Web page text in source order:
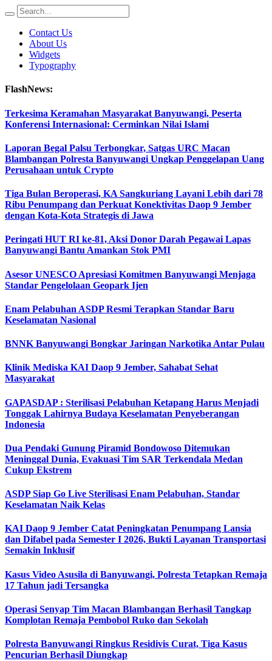
Contact Us
About Us
Widgets
Typography
FlashNews:
Terkesima Keramahan Masyarakat Banyuwangi, Peserta
Konferensi Internasional: Cerminkan Nilai Islami
Laporan Begal Palsu Terbongkar, Satgas URC Macan
Blambangan Polresta Banyuwangi Ungkap Penggelapan Uang
Perusahaan untuk Crypto
Tiga Bulan Beroperasi, KA Sangkuriang Layani Lebih dari 78
Ribu Penumpang dan Perkuat Konektivitas Daop 9 Jember
dengan Kota-Kota Strategis di Jawa
Peringati HUT RI ke-81, Aksi Donor Darah Pegawai Lapas
Banyuwangi Bantu Amankan Stok PMI
Asesor UNESCO Apresiasi Komitmen Banyuwangi Menjaga
Standar Pengelolaan Geopark Ijen
Enam Pelabuhan ASDP Resmi Terapkan Standar Baru
Keselamatan Nasional
BNNK Banyuwangi Bongkar Jaringan Narkotika Antar Pulau
Klinik Mediska KAI Daop 9 Jember, Sahabat Sehat
Masyarakat
GAPASDAP : Sterilisasi Pelabuhan Ketapang Harus Menjadi
Tonggak Lahirnya Budaya Keselamatan Penyeberangan
Indonesia
Dua Pendaki Gunung Piramid Bondowoso Ditemukan
Meninggal Dunia, Evakuasi Tim SAR Terkendala Medan
Cukup Ekstrem
ASDP Siap Go Live Sterilisasi Enam Pelabuhan, Standar
Keselamatan Naik Kelas
KAI Daop 9 Jember Catat Peningkatan Penumpang Lansia
dan Difabel pada Semester I 2026, Bukti Layanan Transportasi
Semakin Inklusif
Kasus Video Asusila di Banyuwangi, Polresta Tetapkan Remaja
17 Tahun jadi Tersangka
Operasi Senyap Tim Macan Blambangan Berhasil Tangkap
Komplotan Remaja Pembobol Ruko dan Sekolah
Polresta Banyuwangi Ringkus Residivis Curat, Tiga Kasus
Pencurian Berhasil Diungkap